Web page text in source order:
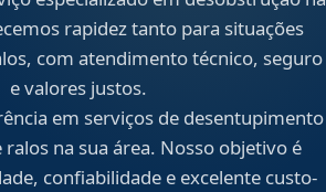
rapidez tanto para situações
com atendimento técnico, seguro
e valores justos.
em serviços de desentupimento
na sua área. Nosso objetivo é
confiabilidade e excelente custo-